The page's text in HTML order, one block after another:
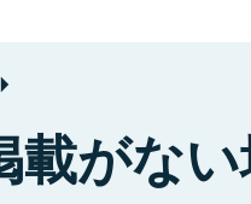
載がな